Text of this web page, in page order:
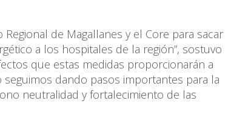
de Magallanes y el Core para sacar
a los hospitales de la región”, sostuvo
que estas medidas proporcionarán a
dando pasos importantes para la
neutralidad y fortalecimiento de las